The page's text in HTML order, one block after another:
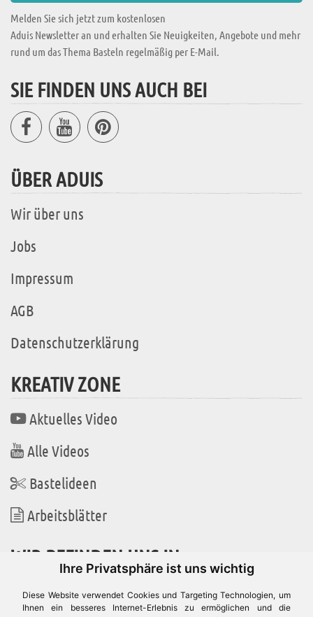
Ihre Privatsphäre ist uns wichtig
Diese Website verwendet Cookies und Targeting Technologien, um
Ihnen ein besseres Internet-Erlebnis zu ermöglichen und die
Melden Sie sich jetzt zum kostenlosen
Aduis Newsletter an und erhalten Sie Neuigkeiten, Angebote und mehr
rund um das Thema Basteln regelmäßig per E-Mail.
SIE FINDEN UNS AUCH BEI
ÜBER ADUIS
Wir über uns
Jobs
Impressum
AGB
Datenschutzerklärung
KREATIV ZONE
Aktuelles Video
Alle Videos
Bastelideen
Arbeitsblätter
WIR BEFINDEN UNS IN